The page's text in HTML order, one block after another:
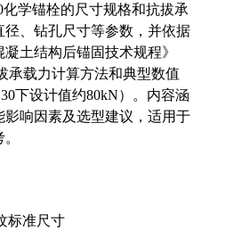
学锚栓的尺寸规格和抗拔承
径、钻孔尺寸等参数，并依据
土结构后锚固技术规程》
承载力计算方法和典型数值
下设计值约80kN）。内容涵
影响因素及选型建议，适用于
标准尺寸